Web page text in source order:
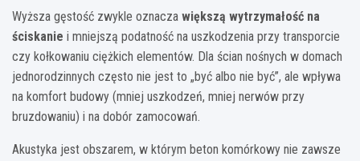
Wyższa gęstość zwykle oznacza większą wytrzymałość na
ściskanie i mniejszą podatność na uszkodzenia przy transporcie
czy kołkowaniu ciężkich elementów. Dla ścian nośnych w domach
jednorodzinnych często nie jest to „być albo nie być”, ale wpływa
na komfort budowy (mniej uszkodzeń, mniej nerwów przy
bruzdowaniu) i na dobór zamocowań.
Akustyka jest obszarem, w którym beton komórkowy nie zawsze